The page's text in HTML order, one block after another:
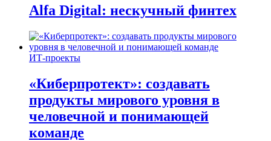
Alfa Digital: нескучный финтех
ИТ-проекты
«Киберпротект»: создавать
продукты мирового уровня в
человечной и понимающей
команде